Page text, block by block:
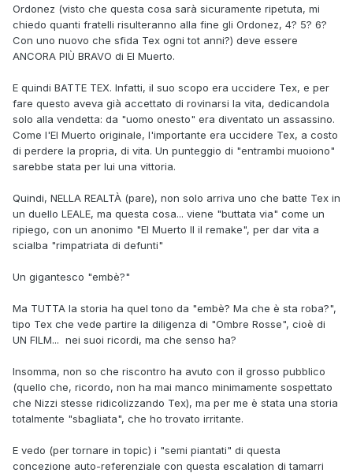
Ordonez (visto che questa cosa sarà sicuramente ripetuta, mi
chiedo quanti fratelli risulteranno alla fine gli Ordonez, 4? 5? 6?
Con uno nuovo che sfida Tex ogni tot anni?) deve essere
ANCORA PIÙ BRAVO di El Muerto.
E quindi BATTE TEX. Infatti, il suo scopo era uccidere Tex, e per
fare questo aveva già accettato di rovinarsi la vita, dedicandola
solo alla vendetta: da "uomo onesto" era diventato un assassino.
Come l'El Muerto originale, l'importante era uccidere Tex, a costo
di perdere la propria, di vita. Un punteggio di "entrambi muoiono"
sarebbe stata per lui una vittoria.
Quindi, NELLA REALTÀ (pare), non solo arriva uno che batte Tex in
un duello LEALE, ma questa cosa... viene "buttata via" come un
ripiego, con un anonimo "El Muerto II il remake", per dar vita a
scialba "rimpatriata di defunti"
Un gigantesco "embè?"
Ma TUTTA la storia ha quel tono da "embè? Ma che è sta roba?",
tipo Tex che vede partire la diligenza di "Ombre Rosse", cioè di
UN FILM... nei suoi ricordi, ma che senso ha?
Insomma, non so che riscontro ha avuto con il grosso pubblico
(quello che, ricordo, non ha mai manco minimamente sospettato
che Nizzi stesse ridicolizzando Tex), ma per me è stata una storia
totalmente "sbagliata", che ho trovato irritante.
E vedo (per tornare in topic) i "semi piantati" di questa
concezione auto-referenziale con questa escalation di tamarri